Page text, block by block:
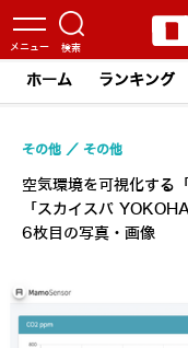
ホーム ランキング
空気環境を可視化する
「スカイスパ
6枚目の写真・画像
その他 その他